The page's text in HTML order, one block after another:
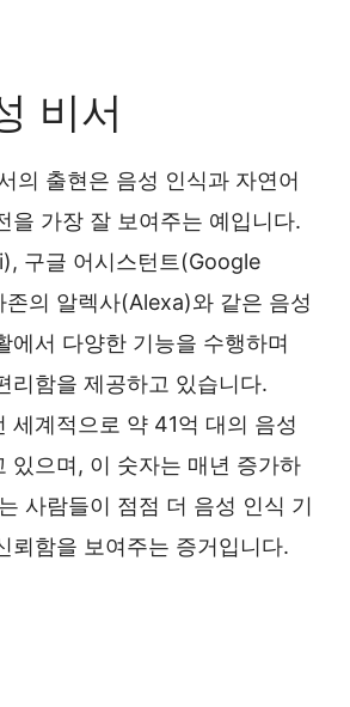
비서
의 출현은 음성 인식과 자연어
을 가장 잘 보여주는 예입니다.
구글 어시스턴트(Google
의 알렉사(Alexa)와 같은 음성
에서 다양한 기능을 수행하며
리함을 제공하고 있습니다.
세계적으로 약 41억 대의 음성
있으며, 이 숫자는 매년 증가하
사람들이 점점 더 음성 인식 기
뢰함을 보여주는 증거입니다.